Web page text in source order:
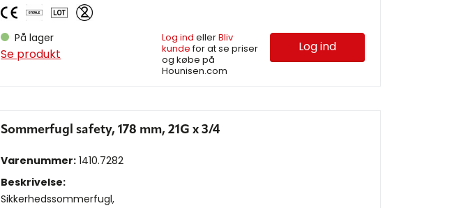
På lager
Se produkt
Log ind ellerBliv
kundefor at se priser
og købe på
Hounisen.com
Log ind
Sommerfugl safety, 178 mm, 21G x 3/4
Varenummer: 1410.7282
Beskrivelse:
Sikkerhedssommerfugl,